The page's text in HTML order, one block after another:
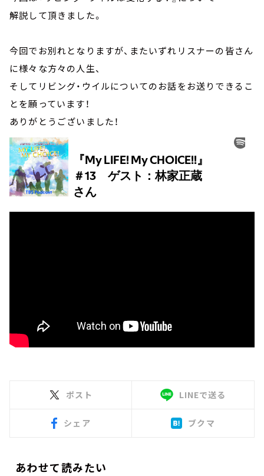
解説して頂きました。
今回でお別れとなりますが、またいずれリスナーの皆さん
に様々な方々の人生、
そしてリビング・ウイルについてのお話をお送りできるこ
とを願っています！
ありがとうございました！
ポスト LINEで送る
シェア ブクマ
あわせて読みたい